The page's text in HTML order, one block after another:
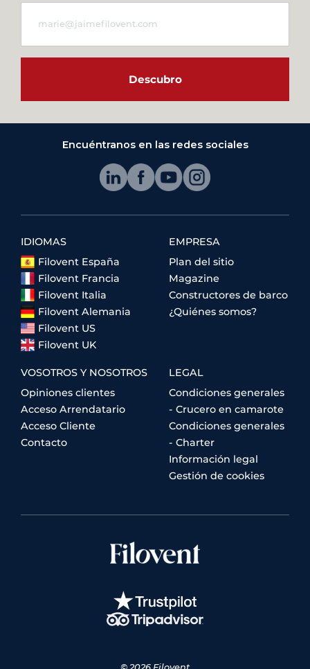
Descubro
Encuéntranos en las redes sociales
IDIOMAS
Filovent España
Filovent Francia
Filovent Italia
Filovent Alemania
Filovent US
Filovent UK
EMPRESA
Plan del sitio
Magazine
Constructores de barco
¿Quiénes somos?
VOSOTROS Y NOSOTROS
Opiniones clientes
Acceso Arrendatario
Acceso Cliente
Contacto
LEGAL
Condiciones generales
- Crucero en camarote
Condiciones generales
- Charter
Información legal
Gestión de cookies